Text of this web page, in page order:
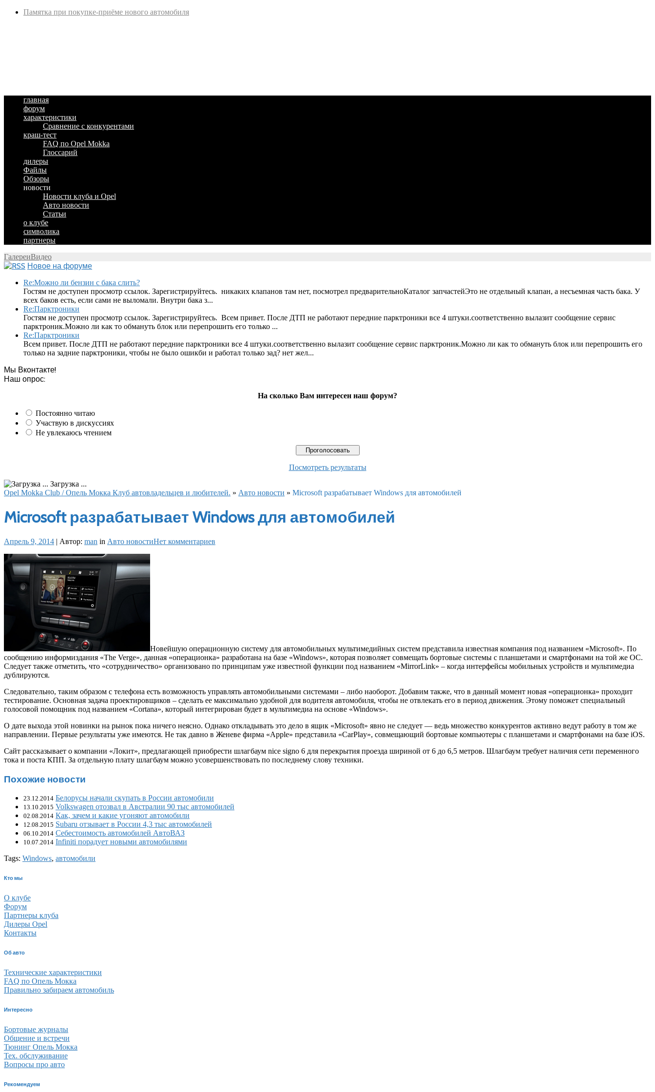
Памятка при покупке-приёме нового автомобиля
главная
форум
характеристики
Сравнение с конкурентами
краш-тест
FAQ по Opel Mokka
Глоссарий
дилеры
Файлы
Обзоры
новости
Новости клуба и Opel
Авто новости
Статьи
о клубе
символика
партнеры
ГалереиВидео
Новое на форуме
Re:Можно ли бензин с бака слить?
Гостям не доступен просмотр ссылок. Зарегистрируйтесь. никаких клапанов там нет, посмотрел предварительноКаталог запчастейЭто не отдельный клапан, а несъемная часть бака. У
всех баков есть, если сами не выломали. Внутри бака з...
Re:Парктроники
Гостям не доступен просмотр ссылок. Зарегистрируйтесь. Всем привет. После ДТП не работают передние парктроники все 4 штуки.соответственно вылазит сообщение сервис
парктроник.Можно ли как то обмануть блок или перепрошить его только ...
Re:Парктроники
Всем привет. После ДТП не работают передние парктроники все 4 штуки.соответственно вылазит сообщение сервис парктроник.Можно ли как то обмануть блок или перепрошить его
только на задние парктроники, чтобы не было ошикби и работал только зад? нет жел...
Мы Вконтакте!
Наш опрос:
На сколько Вам интересен наш форум?
Постоянно читаю
Участвую в дискуссиях
Не увлекаюсь чтением
Посмотреть результаты
Загрузка ...
Opel Mokka Club / Опель Мокка Клуб автовладельцев и любителей. » Авто новости » Microsoft разрабатывает Windows для автомобилей
Microsoft разрабатывает Windows для автомобилей
Апрель 9, 2014 | Автор: man in Авто новостиНет комментариев
Новейшую операционную систему для автомобильных мультимедийных систем представила известная компания под названием «Microsoft». По
сообщению информиздания «The Verge», данная «операционка» разработана на базе «Windows», которая позволяет совмещать бортовые системы с планшетами и смартфонами на той же ОС.
Следует также отметить, что «сотрудничество» организовано по принципам уже известной функции под названием «MirrorLink» – когда интерфейсы мобильных устройств и мультимедиа
дублируются.
Следовательно, таким образом с телефона есть возможность управлять автомобильными системами – либо наоборот. Добавим также, что в данный момент новая «операционка» проходит
тестирование. Основная задача проектировщиков – сделать ее максимально удобной для водителя автомобиля, чтобы не отвлекать его в период движения. Этому поможет специальный
голосовой помощник под названием «Cortana», который интегрирован будет в мультимедиа на основе «Windows».
О дате выхода этой новинки на рынок пока ничего неясно. Однако откладывать это дело в ящик «Microsoft» явно не следует — ведь множество конкурентов активно ведут работу в том же
направлении. Первые результаты уже имеются. Не так давно в Женеве фирма «Apple» представила «CarPlay», совмещающий бортовые компьютеры с планшетами и смартфонами на базе iOS.
Сайт рассказывает о компании «Локит», предлагающей приобрести шлагбаум nice signo 6 для перекрытия проезда шириной от 6 до 6,5 метров. Шлагбаум требует наличия сети переменного
тока и поста КПП. За отдельную плату шлагбаум можно усовершенствовать по последнему слову техники.
Похожие новости
23.12.2014 Белорусы начали скупать в России автомобили
13.10.2015 Volkswagen отозвал в Австралии 90 тыс автомобилей
02.08.2014 Как, зачем и какие угоняют автомобили
12.08.2015 Subaru отзывает в России 4,3 тыс автомобилей
06.10.2014 Себестоимость автомобилей АвтоВАЗ
10.07.2014 Infiniti порадует новыми автомобилями
Tags: Windows, автомобили
Кто мы
О клубе
Форум
Партнеры клуба
Дилеры Opel
Контакты
Об авто
Технические характеристики
FAQ по Опель Мокка
Правильно забираем автомобиль
Интересно
Бортовые журналы
Общение и встречи
Тюнинг Опель Мокка
Тех. обслуживание
Вопросы про авто
Рекомендуем